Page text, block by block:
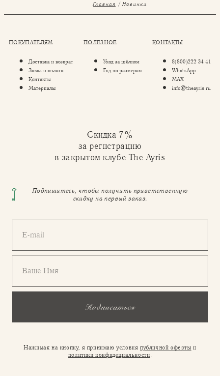
Главная Новинки
ПОКУПАТЕЛЯМ
Доставка и возврат
Заказ и оплата
Контакты
Материалы
ПОЛЕЗНОЕ
Уход за шёлком
Гид по размерам
КОНТАКТЫ
8(800)222 34 41
WhatsApp
MAX
info@theayris.ru
Скидка 7%
за регистрацию
в закрытом клубе The Ayris
Подпишитесь, чтобы получить приветственную
скидку на первый заказ.
E-mail
Ваше Имя
Подписаться
Нажимая на кнопку, я принимаю условия публичной оферты и
политики конфидециальности.